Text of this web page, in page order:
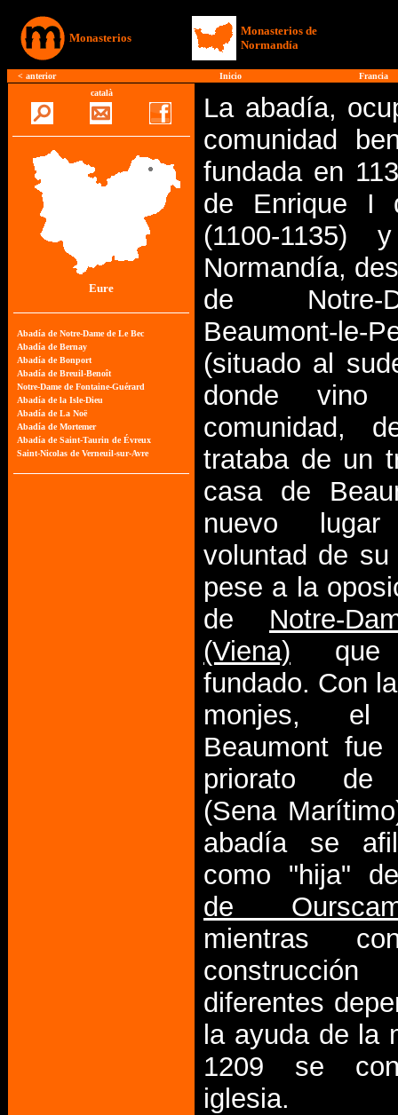
Monasterios
Monasterios de
Normandía
< anterior Inicio
Francia
català
Eure
La abadía,
comunidad
fundada en
de Enrique I
(1100-1135)
Normandía,
de Notre-
Beaumont-le-
(situado al
donde vino
comunidad,
trataba de un
casa de
nuevo
voluntad de
pese a la
de Notre-
(Viena) que
fundado. Con
monjes,
Beaumont fue
priorato de
(Sena
abadía se
como "hija"
de
mientras
diferentes
la ayuda de la
1209 se
iglesia.